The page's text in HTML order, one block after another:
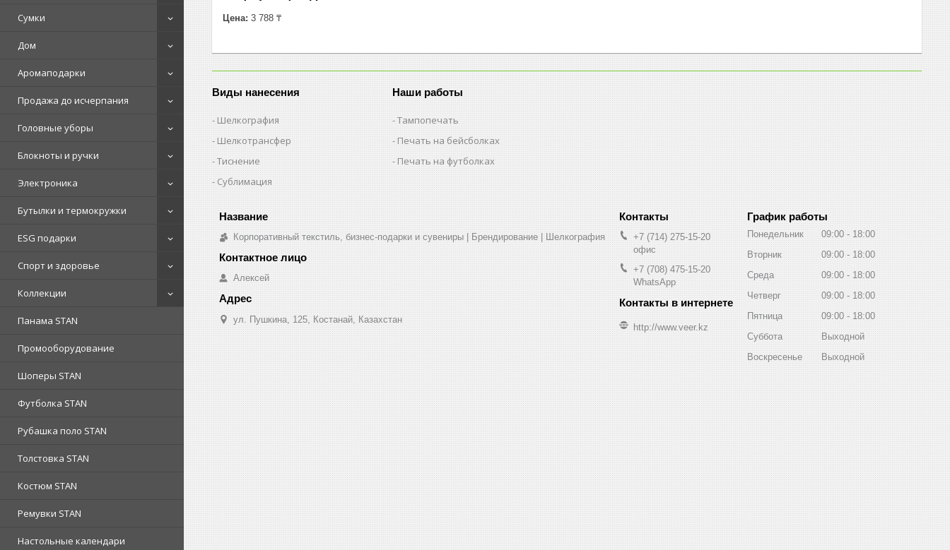
Сумки
Дом
Аромаподарки
Продажа до исчерпания
Головные уборы
Блокноты и ручки
Электроника
Бутылки и термокружки
ESG подарки
Спорт и здоровье
Коллекции
Панама STAN
Промооборудование
Шоперы STAN
Футболка STAN
Рубашка поло STAN
Толстовка STAN
Костюм STAN
Ремувки STAN
Настольные календари
Цена: 3 788 ₸
Виды нанесения
Шелкография
Шелкотрансфер
Тиснение
Сублимация
Наши работы
Тампопечать
Печать на бейсболках
Печать на футболках
Корпоративный текстиль, бизнес-подарки и сувениры | Брендирование | Шелкография
Алексей
ул. Пушкина, 125, Костанай, Казахстан
+7 (714) 275-15-20
офис
+7 (708) 475-15-20
WhatsApp
http://www.veer.kz
График работы
Понедельник 09:00
18:00
Вторник
09:00
18:00
Среда
09:00
18:00
Четверг
09:00
18:00
Пятница
09:00
18:00
Суббота
Выходной
Воскресенье
Выходной